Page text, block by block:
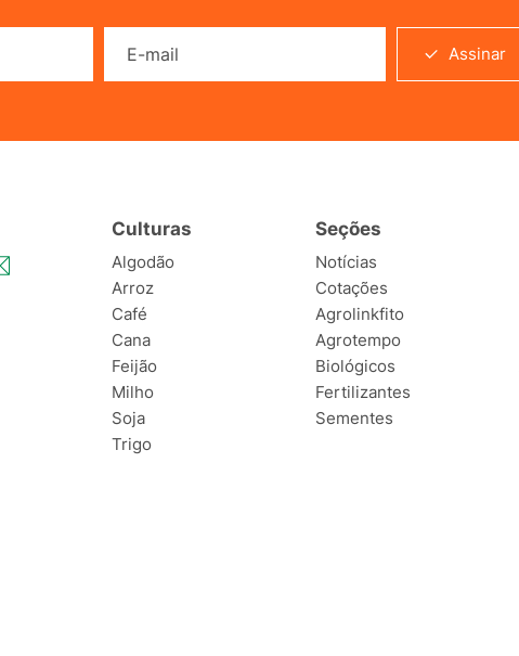
Assinar
Culturas
Algodão
Arroz
Café
Cana
Feijão
Milho
Soja
Trigo
Seções
Notícias
Cotações
Agrolinkfito
Agrotempo
Biológicos
Fertilizantes
Sementes